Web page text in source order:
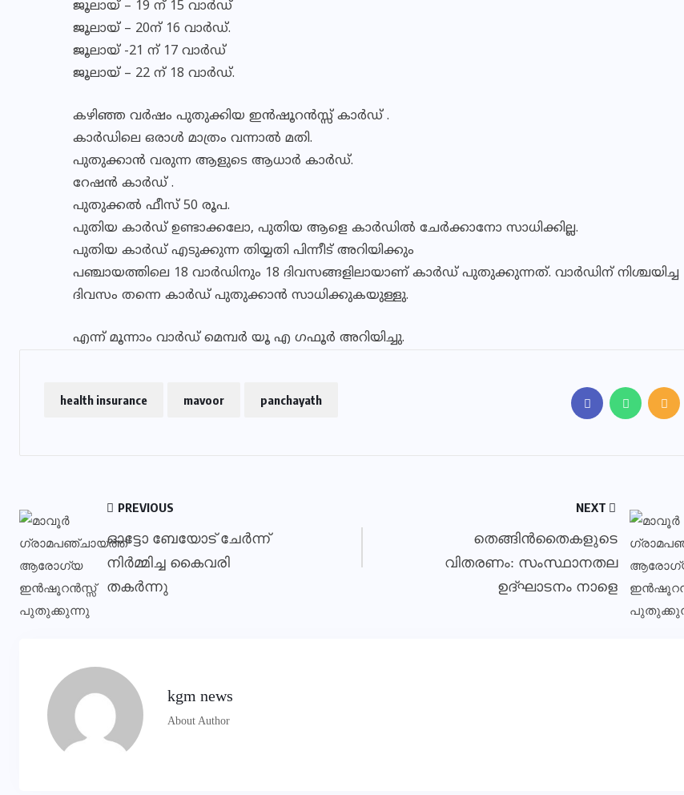
ജൂലായ് – 19 ന് 15 വാര്‍ഡ്
ജൂലായ് – 20ന് 16 വാര്‍ഡ്.
ജൂലായ് -21 ന് 17 വാര്‍ഡ്
ജൂലായ് – 22 ന് 18 വാര്‍ഡ്.
കഴിഞ്ഞ വര്‍ഷം പുതുക്കിയ ഇന്‍ഷൂറന്‍സ്സ് കാര്‍ഡ് .
കാര്‍ഡിലെ ഒരാള്‍ മാത്രം വന്നാല്‍ മതി.
പുതുക്കാന്‍ വരുന്ന ആളുടെ ആധാര്‍ കാര്‍ഡ്.
റേഷന്‍ കാര്‍ഡ് .
പുതുക്കല്‍ ഫീസ് 50 രൂപ.
പുതിയ കാര്‍ഡ് ഉണ്ടാക്കലോ, പുതിയ ആളെ കാര്‍ഡില്‍ ചേര്‍ക്കാനോ സാധിക്കില്ല.
പുതിയ കാര്‍ഡ് എടുക്കുന്ന തിയ്യതി പിന്നീട് അറിയിക്കും
പഞ്ചായത്തിലെ 18 വാര്‍ഡിനും 18 ദിവസങ്ങളിലായാണ് കാര്‍ഡ് പുതുക്കുന്നത്. വാര്‍ഡിന് നിശ്ചയിച്ച
ദിവസം തന്നെ കാര്‍ഡ് പുതുക്കാന്‍ സാധിക്കുകയുള്ളു.
എന്ന് മൂന്നാം വാര്‍ഡ് മെമ്പര്‍ യൂ എ ഗഫൂര്‍ അറിയിച്ചു.
health insurance mavoor panchayath
PREVIOUS
ഓട്ടോ ബേയോട് ചേര്‍ന്ന്
നിര്‍മ്മിച്ച കൈവരി
തകര്‍ന്നു
NEXT
തെങ്ങിന്‍തൈകളുടെ
വിതരണം: സംസ്ഥാനതല
ഉദ്ഘാടനം നാളെ
kgm news
About Author